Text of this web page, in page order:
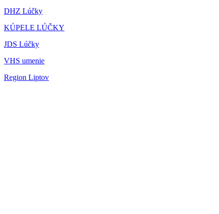
DHZ Lúčky
KÚPELE LÚČKY
JDS Lúčky
VHS umenie
Region Liptov